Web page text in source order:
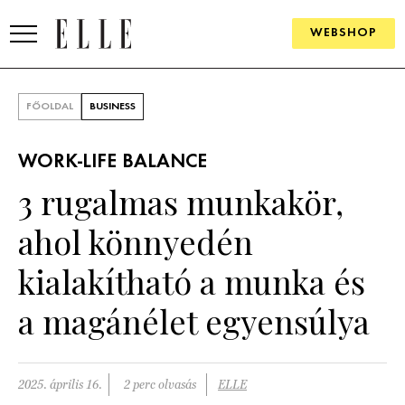
WEBSHOP
SZÉPSÉG
PÁRKAPCSOLAT
FŐOLDAL BUSINESS
WORK-LIFE BALANCE
3 rugalmas munkakör,
ahol könnyedén
kialakítható a munka és
a magánélet egyensúlya
2025. április 16. 2 perc olvasás ELLE